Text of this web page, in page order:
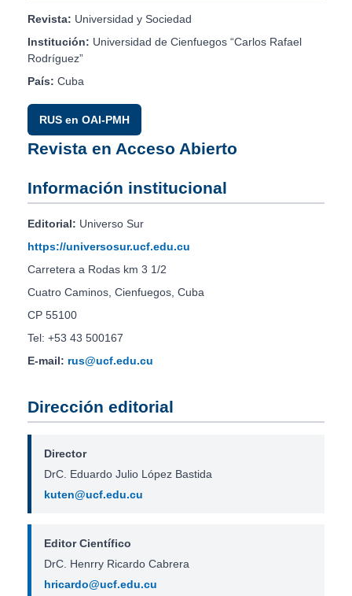
Revista: Universidad y Sociedad
Institución: Universidad de Cienfuegos “Carlos Rafael
Rodríguez”
País: Cuba
RUS en OAI-PMH
Revista en Acceso Abierto
Información institucional
Editorial: Universo Sur
https://universosur.ucf.edu.cu
Carretera a Rodas km 3 1/2
Cuatro Caminos, Cienfuegos, Cuba
CP 55100
Tel: +53 43 500167
E-mail: rus@ucf.edu.cu
Dirección editorial
Director
DrC. Eduardo Julio López Bastida
kuten@ucf.edu.cu
Editor Científico
DrC. Henrry Ricardo Cabrera
hricardo@ucf.edu.cu